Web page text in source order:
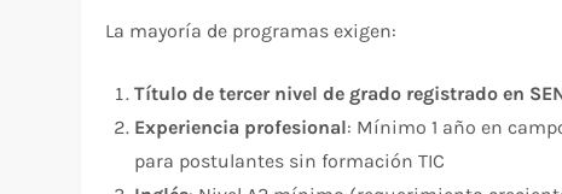
La mayoría de programas exigen:
Título de tercer nivel de grado registrado en
Experiencia profesional: Mínimo 1 año en
para postulantes sin formación TIC